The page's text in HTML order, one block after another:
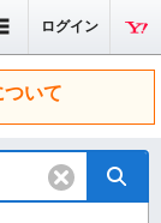
ログイン
ついて